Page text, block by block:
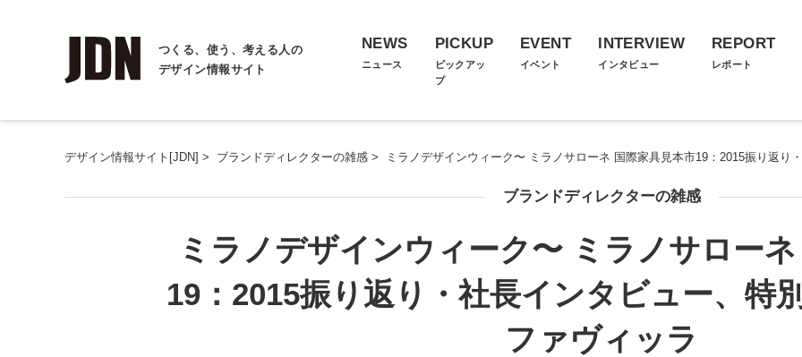
つくる、使う、考える人の
デザイン情報サイト
NEWS
ニュース
PICKUP
ピックアッ
プ
EVENT
イベント
INTERVIEW
インタビュー
REPORT
レポート
デザイン情報サイト[JDN] > ブランドディレクターの雑感 > ミラノデザインウィーク〜 ミラノサローネ 国際家具見本市19：2015振り返り
ブランドディレクターの雑感
ミラノデザインウィーク〜 ミラノサロー
19：2015振り返り・社長インタビュー、特
ファヴィッラ